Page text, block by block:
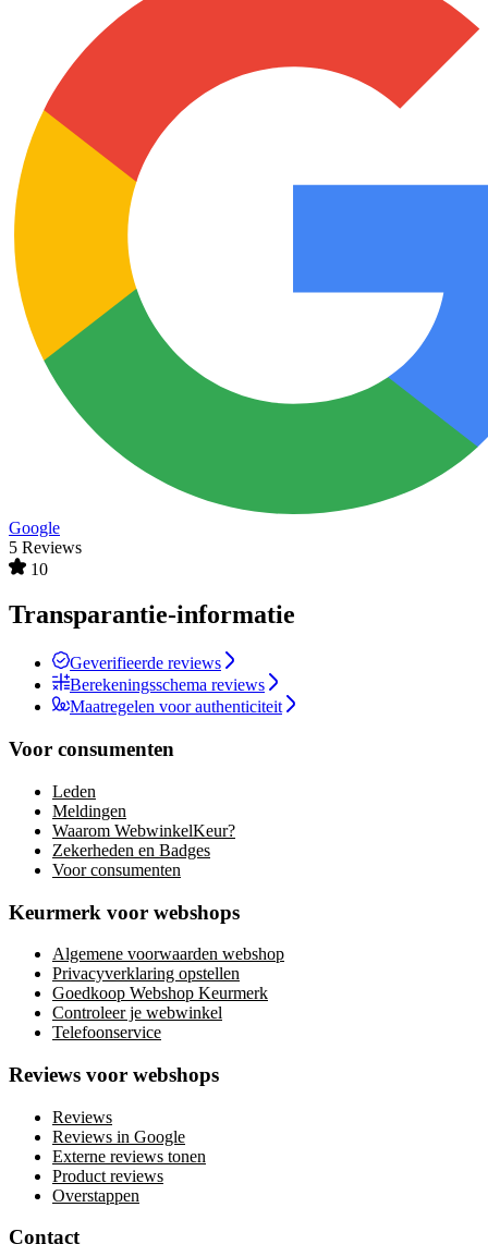
Google
5 Reviews
10
Transparantie-informatie
Geverifieerde reviews
Berekeningsschema reviews
Maatregelen voor authenticiteit
Voor consumenten
Leden
Meldingen
Waarom WebwinkelKeur?
Zekerheden en Badges
Voor consumenten
Keurmerk voor webshops
Algemene voorwaarden webshop
Privacyverklaring opstellen
Goedkoop Webshop Keurmerk
Controleer je webwinkel
Telefoonservice
Reviews voor webshops
Reviews
Reviews in Google
Externe reviews tonen
Product reviews
Overstappen
Contact